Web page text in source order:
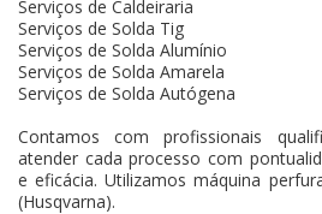
Serviços de Caldeiraria
Serviços de Solda Tig
Serviços de Solda Alumínio
Serviços de Solda Amarela
Serviços de Solda Autógena
Contamos com profissionais
atender cada processo com
e eficácia. Utilizamos máquina
(Husqvarna).